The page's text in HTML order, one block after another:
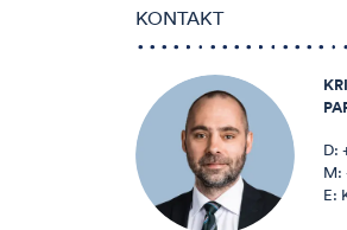
KONTAKT
D:
M:
E: